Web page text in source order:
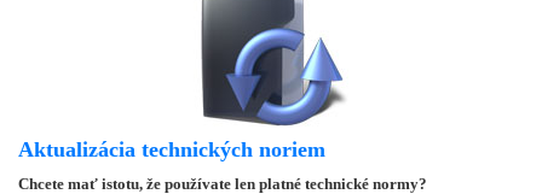
Aktualizácia technických noriem
Chcete mať istotu, že používate len platné technické normy?